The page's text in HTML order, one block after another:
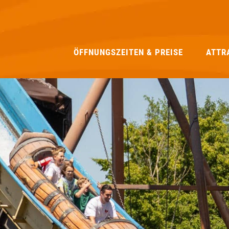
ÖFFNUNGSZEITEN & PREISE